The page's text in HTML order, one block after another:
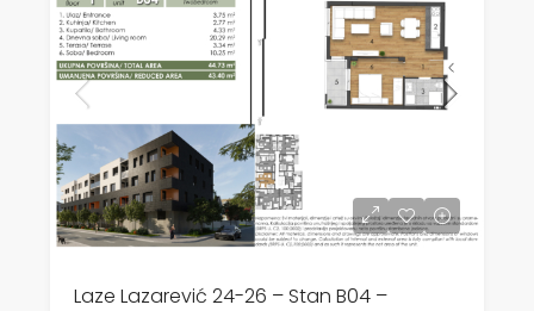
Laze Lazarević 24-26 – Stan B04 –